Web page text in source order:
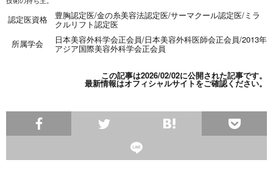
認定医資格 豊胸認定医/金の糸美容法認定医/サーマクール認定医/ミラ
クルリフト認定医
所属学会
日本美容外科学会正会員/日本美容外科医師会正会員/2013年
アジア国際美容外科学会正会員
この記事は2026/02/02に公開された記事です。
最新情報はオフィシャルサイトをご確認ください。